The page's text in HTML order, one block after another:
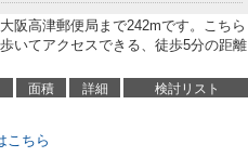
阪高津郵便局まで242mです。こちら
いてアクセスできる、徒歩5分の距離
面積 詳細 検討リスト
こちら